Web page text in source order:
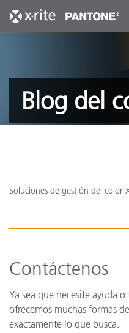
Blog del
Soluciones de gestión del color
Contáctenos
Ya sea que necesite ayuda
ofrecemos muchas formas
exactamente lo que busca.